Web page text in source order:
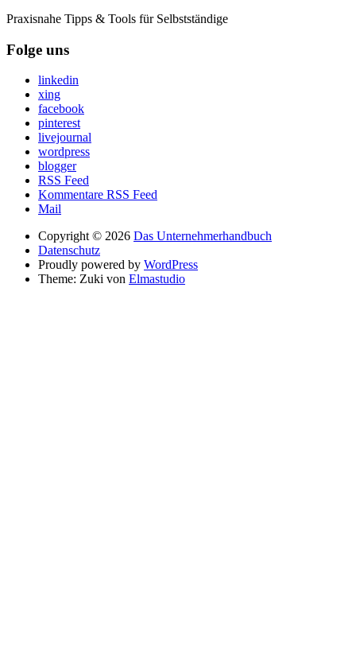
Praxisnahe Tipps & Tools für Selbstständige
Folge uns
linkedin
xing
facebook
pinterest
livejournal
wordpress
blogger
RSS Feed
Kommentare RSS Feed
Mail
Copyright © 2026 Das Unternehmerhandbuch
Datenschutz
Proudly powered by WordPress
Theme: Zuki von Elmastudio